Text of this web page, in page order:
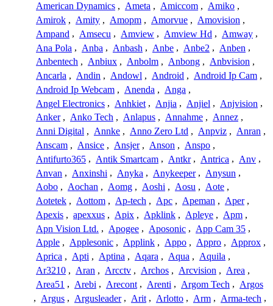
American Dynamics , Ameta , Amiccom , Amiko ,
Amirok , Amity , Amopm , Amorvue , Amovision ,
Ampand , Amsecu , Amview , Amview Hd , Amway ,
Ana Pola , Anba , Anbash , Anbe , Anbe2 , Anben ,
Anbentech , Anbiux , Anbolm , Anbong , Anbvision ,
Ancarla , Andin , Andowl , Android , Android Ip Cam ,
Android Ip Webcam , Anenda , Anga ,
Angel Electronics , Anhkiet , Anjia , Anjiel , Anjvision ,
Anker , Anko Tech , Anlapus , Annahme , Annez ,
Anni Digital , Annke , Anno Zero Ltd , Anpviz , Anran ,
Anscam , Ansice , Ansjer , Anson , Anspo ,
Antifurto365 , Antik Smartcam , Antkr , Antrica , Anv ,
Anvan , Anxinshi , Anyka , Anykeeper , Anysun ,
Aobo , Aochan , Aomg , Aoshi , Aosu , Aote ,
Aotetek , Aottom , Ap-tech , Apc , Apeman , Aper ,
Apexis , apexxus , Apix , Apklink , Apleye , Apm ,
Apn Vision Ltd. , Apogee , Aposonic , App Cam 35 ,
Apple , Applesonic , Applink , Appo , Appro , Approx ,
Aprica , Apti , Aptina , Aqara , Aqua , Aquila ,
Ar3210 , Aran , Arcctv , Archos , Arcvision , Area ,
Area51 , Arebi , Arecont , Arenti , Argom Tech , Argos
, Argus , Argusleader , Arit , Arlotto , Arm , Arma-tech ,